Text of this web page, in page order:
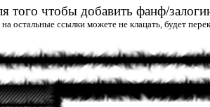
того чтобы добавить фанф/
на остальные ссылки можете не клацать, будет